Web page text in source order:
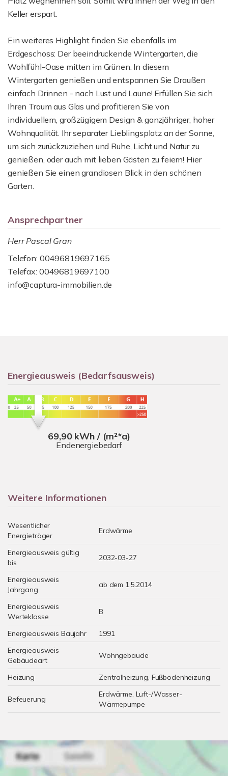
Keller erspart.
Ein weiteres Highlight finden Sie ebenfalls im
Erdgeschoss: Der beeindruckende Wintergarten, die
Wohlfühl-Oase mitten im Grünen. In diesem
Wintergarten genießen und entspannen Sie Draußen
einfach Drinnen - nach Lust und Laune! Erfüllen Sie sich
Ihren Traum aus Glas und profitieren Sie von
individuellem, großzügigem Design & ganzjähriger, hoher
Wohnqualität. Ihr separater Lieblingsplatz an der Sonne,
um sich zurückzuziehen und Ruhe, Licht und Natur zu
genießen, oder auch mit lieben Gästen zu feiern! Hier
genießen Sie einen grandiosen Blick in den schönen
Garten.
Ansprechpartner
Herr Pascal Gran
Telefon: 00496819697165
Telefax: 00496819697100
info@captura-immobilien.de
Energieausweis (Bedarfsausweis)
69,90 kWh / (m²*a)
Endenergiebedarf
Weitere Informationen
Wesentlicher
Energieträger
Erdwärme
Energieausweis gültig
bis
2032-03-27
Energieausweis
Jahrgang
ab dem 1.5.2014
Energieausweis
Werteklasse
B
Energieausweis Baujahr
1991
Energieausweis
Gebäudeart
Wohngebäude
Heizung Zentralheizung, Fußbodenheizung
Befeuerung
Erdwärme, Luft-/Wasser-
Wärmepumpe